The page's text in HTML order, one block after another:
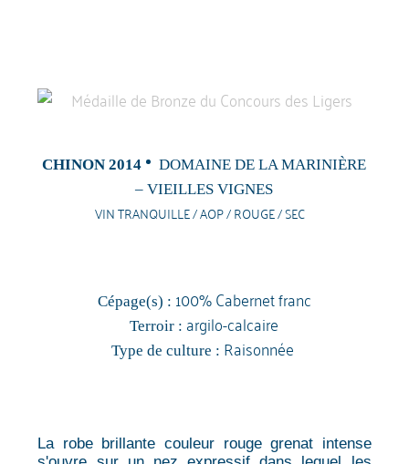
CHINON 2014
DOMAINE DE LA MARINIÈRE
– VIEILLES VIGNES
VIN TRANQUILLE / AOP / ROUGE / SEC
Cépage(s) : 100% Cabernet franc
Terroir : argilo-calcaire
Type de culture : Raisonnée
La robe brillante couleur rouge grenat intense